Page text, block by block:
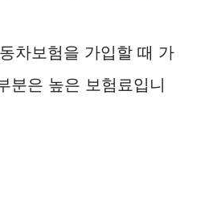
차보험을 가입할 때 가
분은 높은 보험료입니